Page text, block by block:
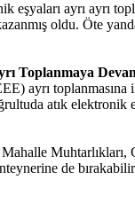
eşyaları ayrı ayrı
oldu. Öte
Toplanmaya
ayrı
atık elektronik
de